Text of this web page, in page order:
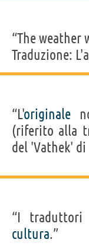
“The weather
Traduzione:
“L'originale
(riferito alla
del 'Vathek'
“I
cultura.”